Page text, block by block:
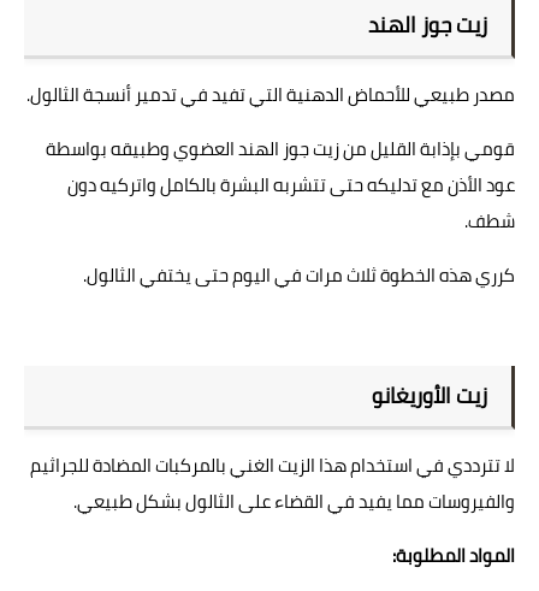
زيت جوز الهند
مصدر طبيعي للأحماض الدهنية التي تفيد في تدمير أنسجة الثالول.
قومي بإذابة القليل من زيت جوز الهند العضوي وطبيقه بواسطة
عود الأذن مع تدليكه حتى تتشربه البشرة بالكامل واتركيه دون
شطف.
كرري هذه الخطوة ثلاث مرات في اليوم حتى يختفي الثالول.
زيت الأوريغانو
لا تترددي في استخدام هذا الزيت الغني بالمركبات المضادة للجراثيم
والفيروسات مما يفيد في القضاء على الثالول بشكل طبيعي.
المواد المطلوبة: